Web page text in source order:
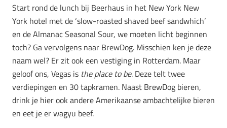
Start rond de lunch bij Beerhaus in het New York New
York hotel met de ‘slow-roasted shaved beef sandwhich’
en de Almanac Seasonal Sour, we moeten licht beginnen
toch? Ga vervolgens naar BrewDog. Misschien ken je deze
naam wel? Er zit ook een vestiging in Rotterdam. Maar
geloof ons, Vegas is the place to be. Deze telt twee
verdiepingen en 30 tapkramen. Naast BrewDog bieren,
drink je hier ook andere Amerikaanse ambachtelijke bieren
en eet je er wagyu beef.